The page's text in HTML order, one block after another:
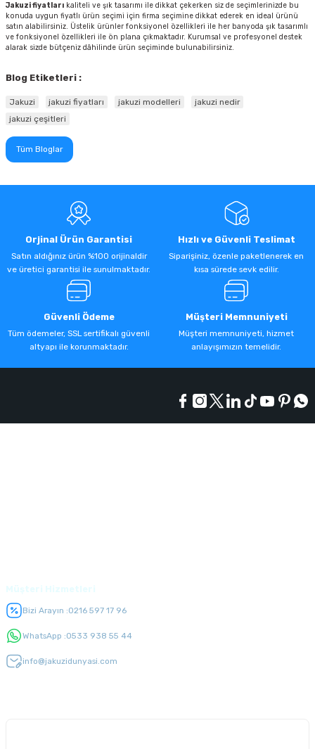
Jakuzi fiyatları kaliteli ve şık tasarımı ile dikkat çekerken siz de seçimlerinizde bu
konuda uygun fiyatlı ürün seçimi için firma seçimine dikkat ederek en ideal ürünü
satın alabilirsiniz. Üstelik ürünler fonksiyonel özellikleri ile her banyoda şık tasarımlı
ve fonksiyonel özellikleri ile ön plana çıkmaktadır. Kurumsal ve profesyonel destek
alarak sizde bütçeniz dâhilinde ürün seçiminde bulunabilirsiniz.
Blog Etiketleri :
Jakuzi jakuzi fiyatları jakuzi modelleri
jakuzi nedir
jakuzi çeşitleri
Tüm Bloglar
Orjinal Ürün Garantisi
Satın aldığınız ürün %100 orijinaldir
ve üretici garantisi ile sunulmaktadır.
Hızlı ve Güvenli Teslimat
Siparişiniz, özenle paketlenerek en
kısa sürede sevk edilir.
Güvenli Ödeme
Tüm ödemeler, SSL sertifikalı güvenli
altyapı ile korunmaktadır.
Müşteri Memnuniyeti
Müşteri memnuniyeti, hizmet
anlayışımızın temelidir.
Bizi Arayın :0216 597 17 96
WhatsApp :0533 938 55 44
info@jakuzidunyasi.com